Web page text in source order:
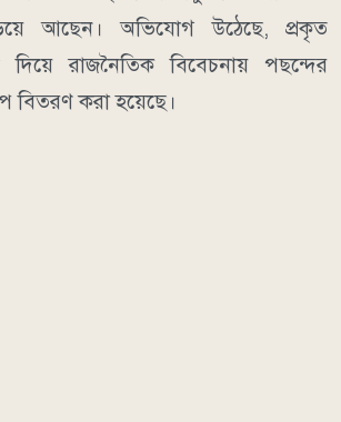
আছেন। অভিযোগ উঠেছে, প্রকৃত
দিয়ে রাজনৈতিক বিবেচনায় পছন্দের
বিতরণ করা হয়েছে।